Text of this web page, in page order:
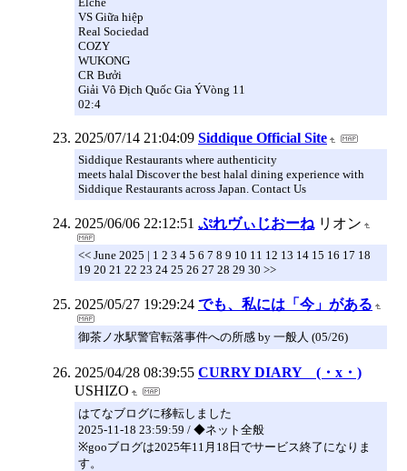
VS Giữa hiệp
Real Sociedad
COZY
WUKONG
CR Bưởi
Giải Vô Địch Quốc Gia ÝVòng 11
02:4
2025/07/14 21:04:09 Siddique Official Site
Siddique Restaurants where authenticity
meets halal Discover the best halal dining experience with
Siddique Restaurants across Japan. Contact Us
2025/06/06 22:12:51 ぷれヴぃじおーね リオン
<< June 2025 | 1 2 3 4 5 6 7 8 9 10 11 12 13 14 15 16 17 18
19 20 21 22 23 24 25 26 27 28 29 30 >>
2025/05/27 19:29:24 でも、私には「今」がある
御茶ノ水駅警官転落事件への所感 by 一般人 (05/26)
2025/04/28 08:39:55 CURRY DIARY (・x・)
USHIZO
はてなブログに移転しました
2025-11-18 23:59:59 / ◆ネット全般
※gooブログは2025年11月18日でサービス終了になりま
す。